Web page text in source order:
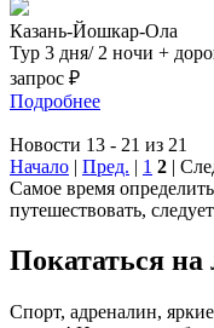
Казань-Йошкар-Ола
Тур 3 дня/ 2 ночи +
запрос ₽
Подробнее
Новости 13 - 21 из 21
Начало | Пред. | 1 2 |
Самое время
путешествовать,
Покататься
Спорт, адреналин,